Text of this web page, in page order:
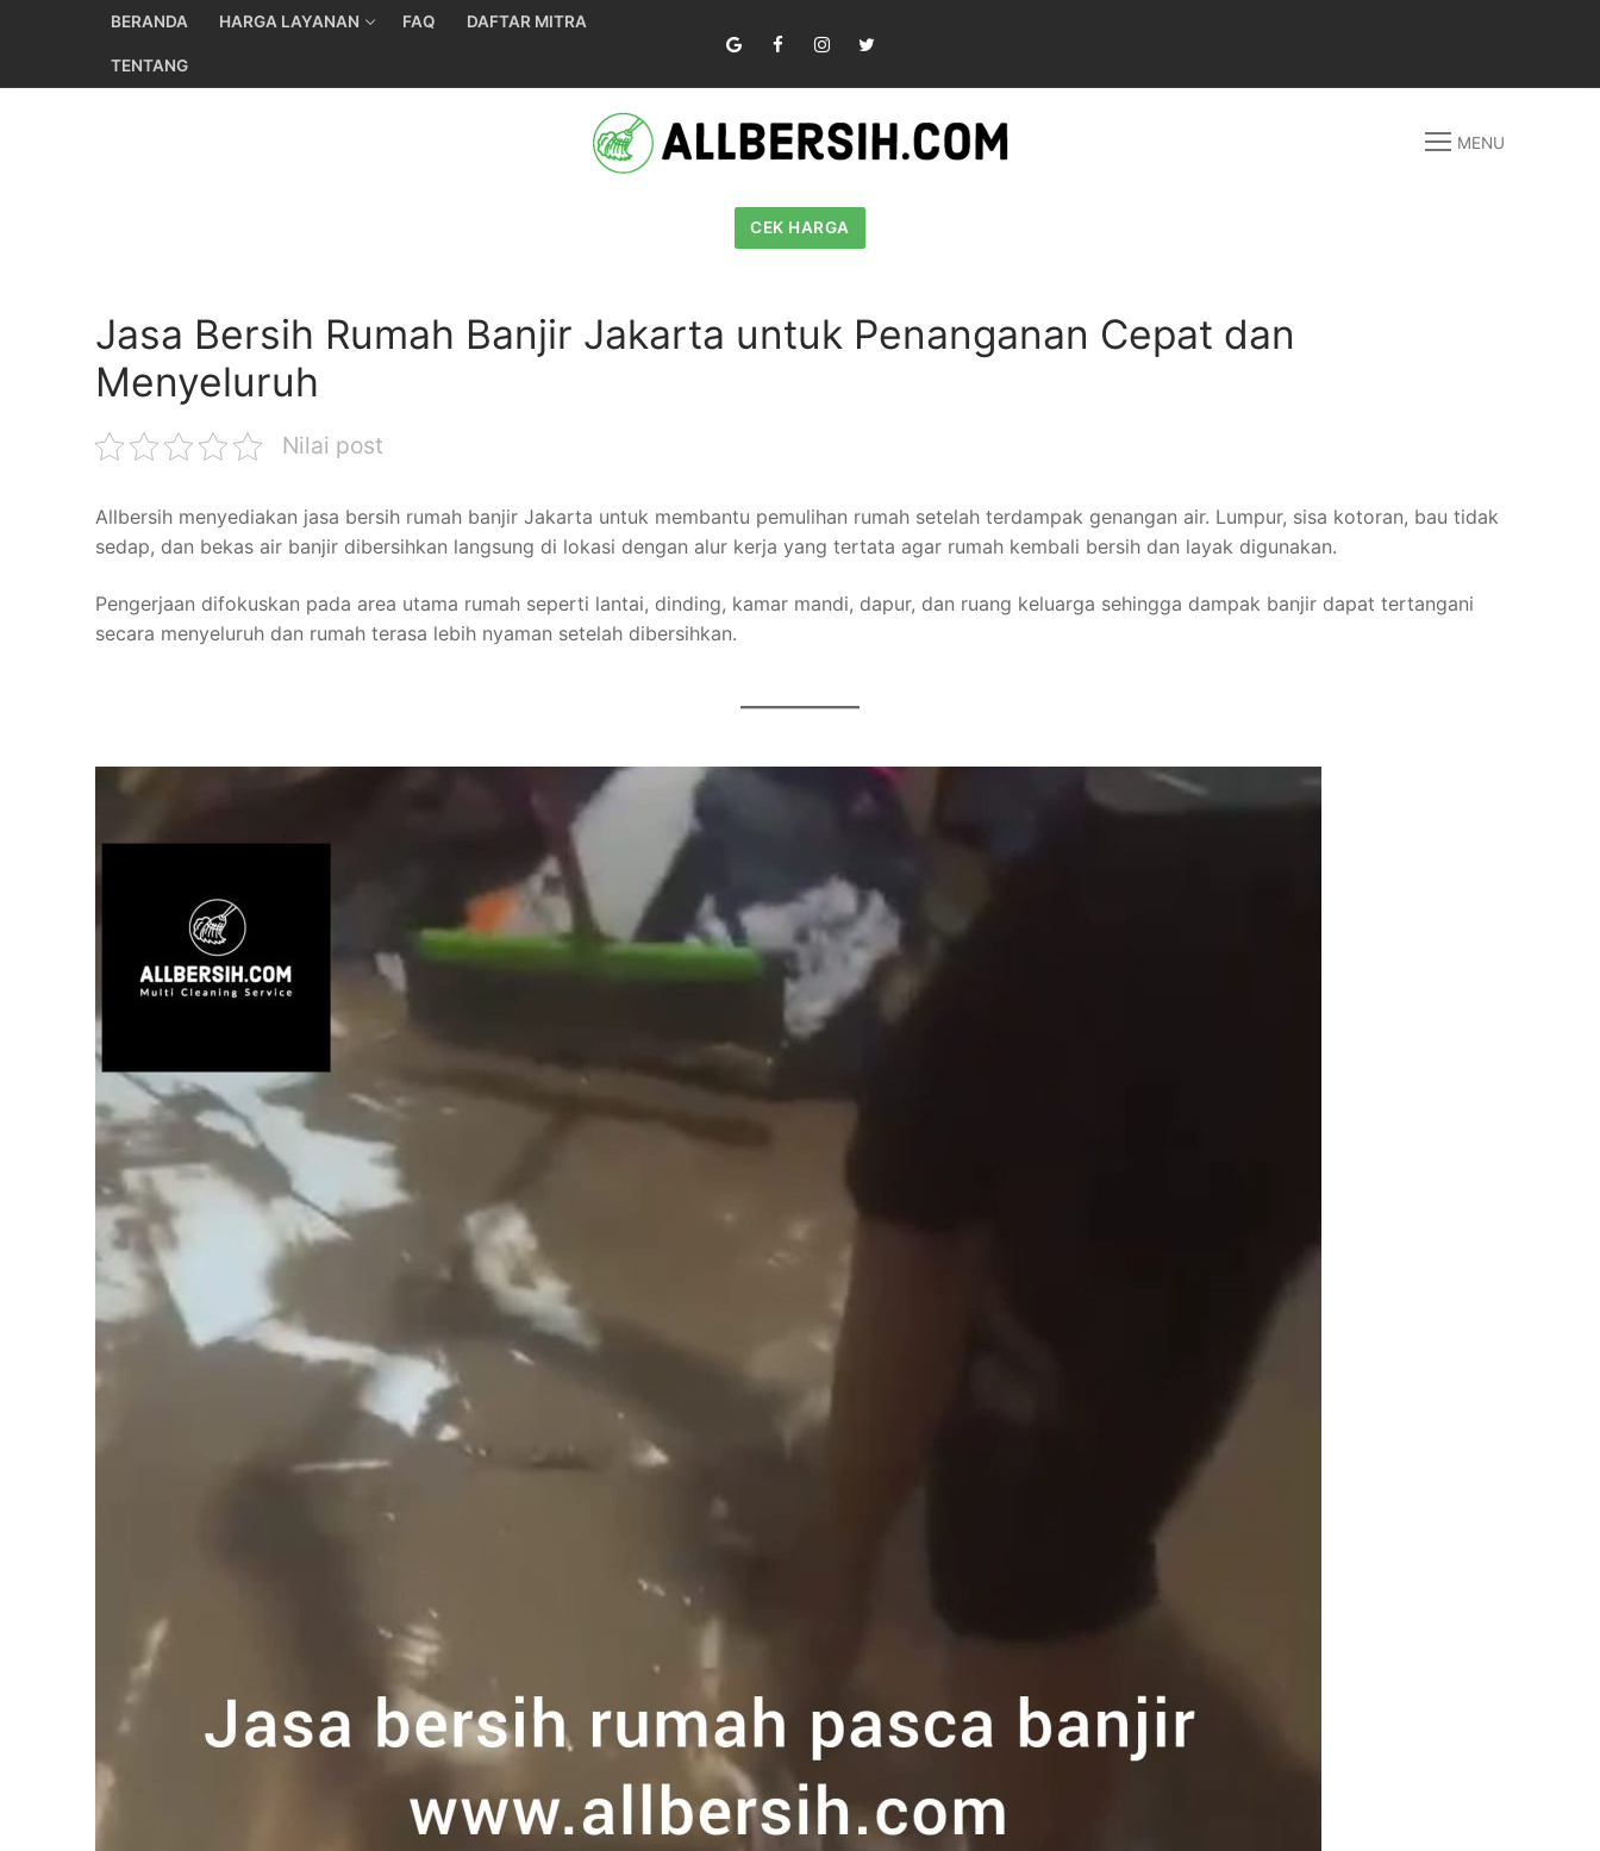
BERANDA HARGA LAYANAN FAQ DAFTAR MITRA
TENTANG
MENU
CEK HARGA
Jasa Bersih Rumah Banjir Jakarta untuk Penanganan Cepat dan
Menyeluruh
Nilai post
Allbersih menyediakan jasa bersih rumah banjir Jakarta untuk membantu pemulihan rumah setelah terdampak genangan air. Lumpur, sisa kotoran, bau tidak
sedap, dan bekas air banjir dibersihkan langsung di lokasi dengan alur kerja yang tertata agar rumah kembali bersih dan layak digunakan.
Pengerjaan difokuskan pada area utama rumah seperti lantai, dinding, kamar mandi, dapur, dan ruang keluarga sehingga dampak banjir dapat tertangani
secara menyeluruh dan rumah terasa lebih nyaman setelah dibersihkan.